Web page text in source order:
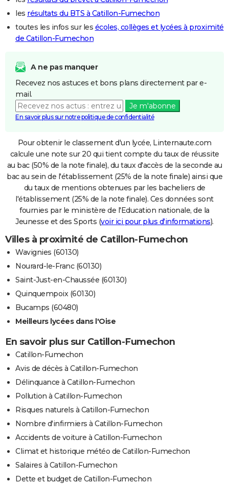
les résultats du BTS à Catillon-Fumechon
toutes les infos sur les écoles, collèges et lycées à proximité
de Catillon-Fumechon
A ne pas manquer
Recevez nos astuces et bons plans directement par e-
mail.
Je m'abonne
En savoir plus sur notre politique de confidentialité
Pour obtenir le classement d'un lycée, Linternaute.com
calcule une note sur 20 qui tient compte du taux de réussite
au bac (50% de la note finale), du taux d'accès de la seconde au
bac au sein de l'établissement (25% de la note finale) ainsi que
du taux de mentions obtenues par les bacheliers de
l'établissement (25% de la note finale). Ces données sont
fournies par le ministère de l'Education nationale, de la
Jeunesse et des Sports (voir ici pour plus d'informations).
Villes à proximité de Catillon-Fumechon
Wavignies (60130)
Nourard-le-Franc (60130)
Saint-Just-en-Chaussée (60130)
Quinquempoix (60130)
Bucamps (60480)
Meilleurs lycées dans l'Oise
En savoir plus sur Catillon-Fumechon
Catillon-Fumechon
Avis de décès à Catillon-Fumechon
Délinquance à Catillon-Fumechon
Pollution à Catillon-Fumechon
Risques naturels à Catillon-Fumechon
Nombre d'infirmiers à Catillon-Fumechon
Accidents de voiture à Catillon-Fumechon
Climat et historique météo de Catillon-Fumechon
Salaires à Catillon-Fumechon
Dette et budget de Catillon-Fumechon